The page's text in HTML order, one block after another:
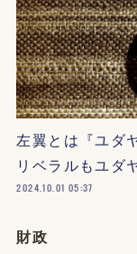
左翼とは『ユダ
リベラルもユダ
2024.10.01 05:37
財政